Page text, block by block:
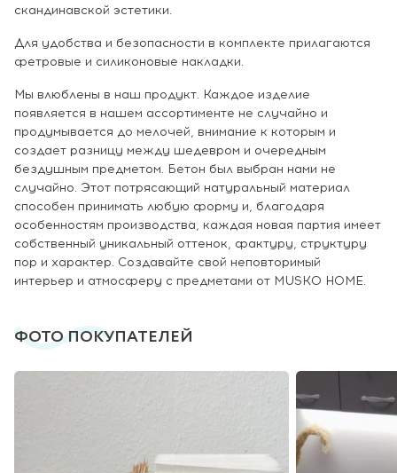
скандинавской эстетики.
Для удобства и безопасности в комплекте прилагаются
фетровые и силиконовые накладки.
Мы влюблены в наш продукт. Каждое изделие
появляется в нашем ассортименте не случайно и
продумывается до мелочей, внимание к которым и
создает разницу между шедевром и очередным
бездушным предметом. Бетон был выбран нами не
случайно. Этот потрясающий натуральный материал
способен принимать любую форму и, благодаря
особенностям производства, каждая новая партия имеет
собственный уникальный оттенок, фактуру, структуру
пор и характер. Создавайте свой неповторимый
интерьер и атмосферу с предметами от MUSKO HOME.
ФОТО ПОКУПАТЕЛЕЙ